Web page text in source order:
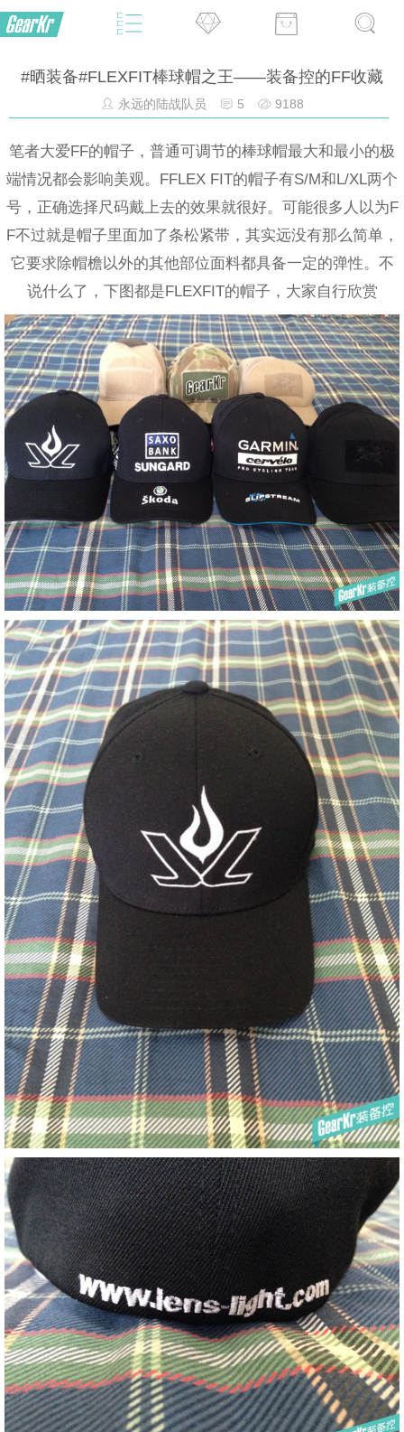
#晒装备#FLEXFIT棒球帽之王——装备控的FF收藏
永远的陆战队员 5 9188
笔者大爱FF的帽子，普通可调节的棒球帽最大和最小的极
端情况都会影响美观。FFLEX FIT的帽子有S/M和L/XL两个
号，正确选择尺码戴上去的效果就很好。可能很多人以为F
F不过就是帽子里面加了条松紧带，其实远没有那么简单，
它要求除帽檐以外的其他部位面料都具备一定的弹性。不
说什么了，下图都是FLEXFIT的帽子，大家自行欣赏